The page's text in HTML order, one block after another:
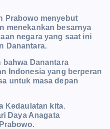
Prabowo menyebut
menekankan besarnya
negara yang saat ini
Danantara.
bahwa Danantara
Indonesia yang berperan
untuk masa depan
Kedaulatan kita.
Daya Anagata